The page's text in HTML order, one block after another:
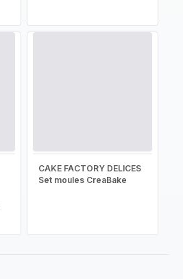
CAKE FACTORY DELICES
Set moules CreaBake